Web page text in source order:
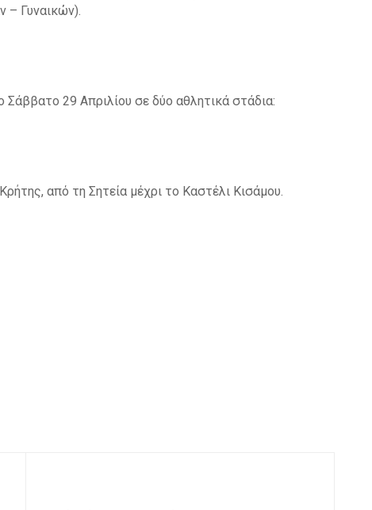
– Γυναικών).
29 Απριλίου σε δύο αθλητικά στάδια:
από τη Σητεία μέχρι το Καστέλι Κισάμου.